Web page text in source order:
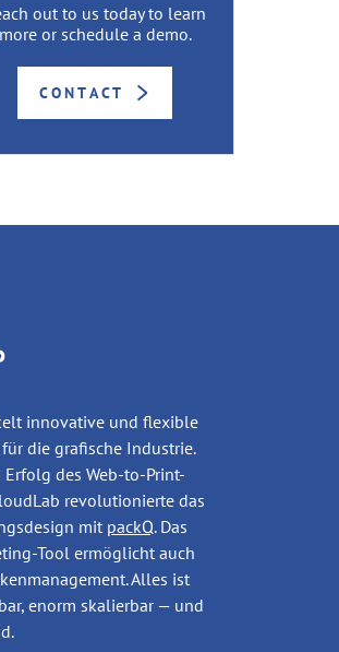
out to us today to learn
more or schedule a demo.
CONTACT
innovative und flexible
die grafische Industrie.
des Web-to-Print-
revolutionierte das
mit packQ. Das
Tool ermöglicht auch
Alles ist
enorm skalierbar — und